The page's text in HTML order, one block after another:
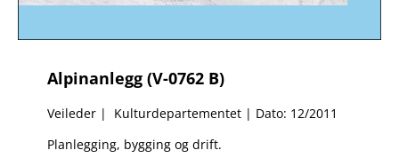
Alpinanlegg (V-0762 B)
Veileder | Kulturdepartementet | Dato: 12/2011
Planlegging, bygging og drift.